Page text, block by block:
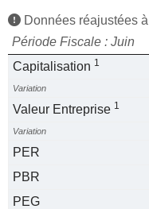
Données réajustées
Période Fiscale : Juin
Capitalisation 1
Variation
Valeur Entreprise 1
Variation
PER
PBR
PEG